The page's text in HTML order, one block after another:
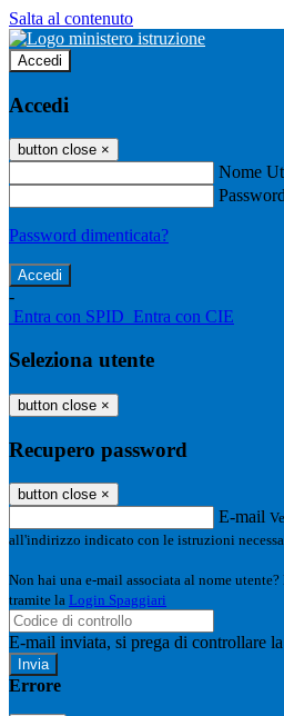
Salta al contenuto
Accedi
Accedi
button close ×
Nome
Password dimenticata?
-
Entra con SPID Entra con CIE
Seleziona utente
button close ×
Recupero password
button close ×
E-mail
all'indirizzo indicato con le istruzioni
Non hai una e-mail associata al nome
tramite la Login Spaggiari
E-mail inviata, si prega di controllare
Errore